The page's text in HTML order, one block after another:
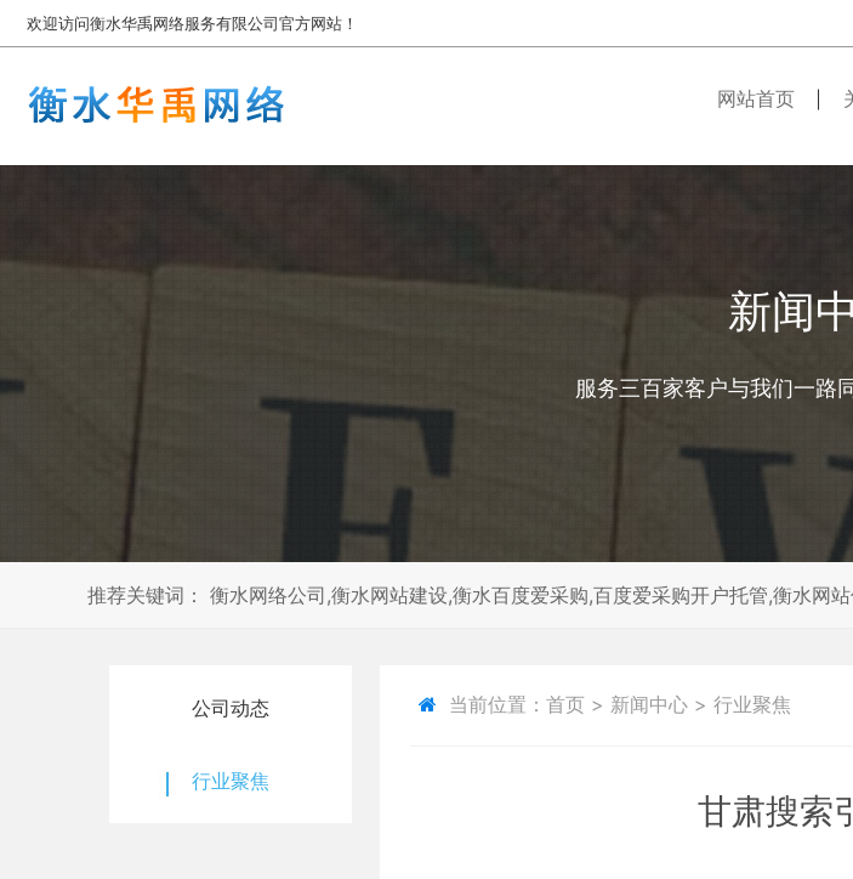
欢迎访问衡水华禹网络服务有限公司官方网站！
网站首页
新闻
服务三百家客户与我们一路
推荐关键词： 衡水网络公司,衡水网站建设,衡水百度爱采购,百度爱采购开户托管,衡水网
公司动态
行业聚焦
当前位置： 首页> 新闻中心> 行业聚焦
甘肃搜索